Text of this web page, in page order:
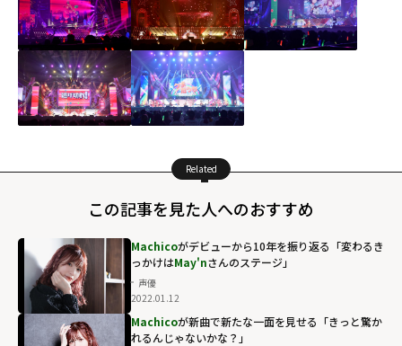
Related
この記事を見た人へのおすすめ
Machicoがデビューから10年を振り返る「変わるき
っかけはMay'nさんのステージ」
声優
2022.01.12
Machicoが新曲で新たな一面を見せる「きっと驚か
れるんじゃないかな？」